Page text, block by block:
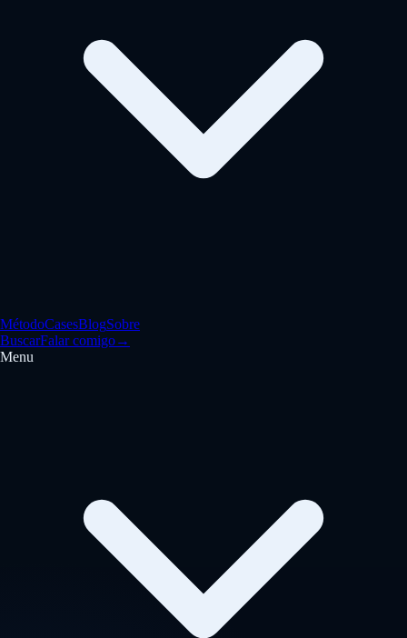
MétodoCasesBlogSobre
BuscarFalar comigo→
Menu